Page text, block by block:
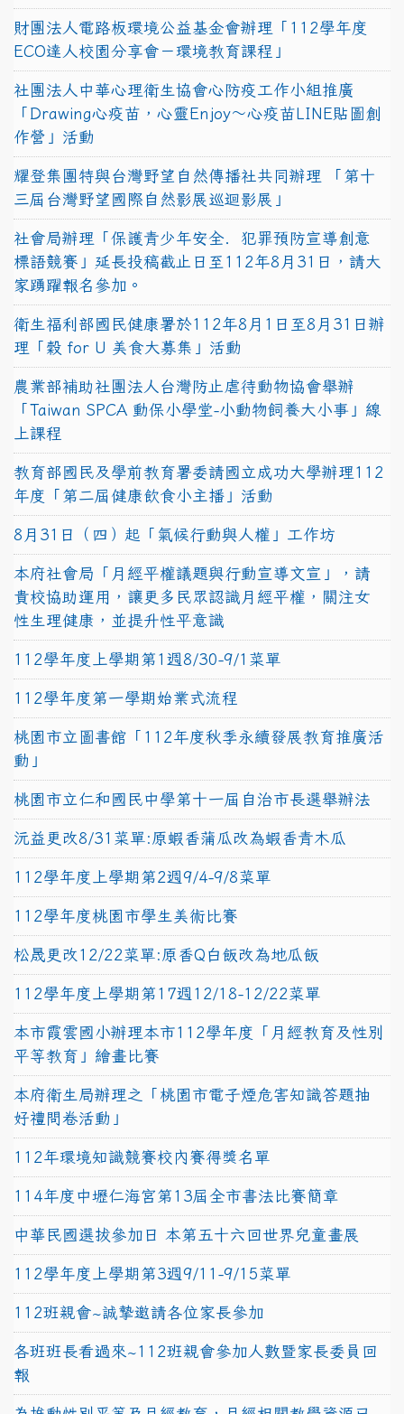
財團法人電路板環境公益基金會辦理「112學年度
ECO達人校園分享會－環境教育課程」
社團法人中華心理衛生協會心防疫工作小組推廣
「Drawing心疫苗，心靈Enjoy〜心疫苗LINE貼圖創
作營」活動
耀登集團特與台灣野望自然傳播社共同辦理 「第十
三屆台灣野望國際自然影展巡迴影展」
社會局辦理「保護青少年安全．犯罪預防宣導創意
標語競賽」延長投稿截止日至112年8月31日，請大
家踴躍報名參加。
衛生福利部國民健康署於112年8月1日至8月31日辦
理「穀 for U 美食大募集」活動
農業部補助社團法人台灣防止虐待動物協會舉辦
「Taiwan SPCA 動保小學堂-小動物飼養大小事」線
上課程
教育部國民及學前教育署委請國立成功大學辦理112
年度「第二屆健康飲食小主播」活動
8月31日（四）起「氣候行動與人權」工作坊
本府社會局「月經平權議題與行動宣導文宣」，請
貴校協助運用，讓更多民眾認識月經平權，關注女
性生理健康，並提升性平意識
112學年度上學期第1週8/30-9/1菜單
112學年度第一學期始業式流程
桃園市立圖書館「112年度秋季永續發展教育推廣活
動」
桃園市立仁和國民中學第十一屆自治市長選舉辦法
沅益更改8/31菜單:原蝦香蒲瓜改為蝦香青木瓜
112學年度上學期第2週9/4-9/8菜單
112學年度桃園市學生美術比賽
松晟更改12/22菜單:原香Q白飯改為地瓜飯
112學年度上學期第17週12/18-12/22菜單
本市霞雲國小辦理本市112學年度「月經教育及性別
平等教育」繪畫比賽
本府衛生局辦理之「桃園市電子煙危害知識答題抽
好禮問卷活動」
112年環境知識競賽校內賽得獎名單
114年度中壢仁海宮第13屆全市書法比賽簡章
中華民國選拔參加日 本第五十六回世界兒童畫展
112學年度上學期第3週9/11-9/15菜單
112班親會~誠摯邀請各位家長參加
各班班長看過來~112班親會參加人數暨家長委員回
報